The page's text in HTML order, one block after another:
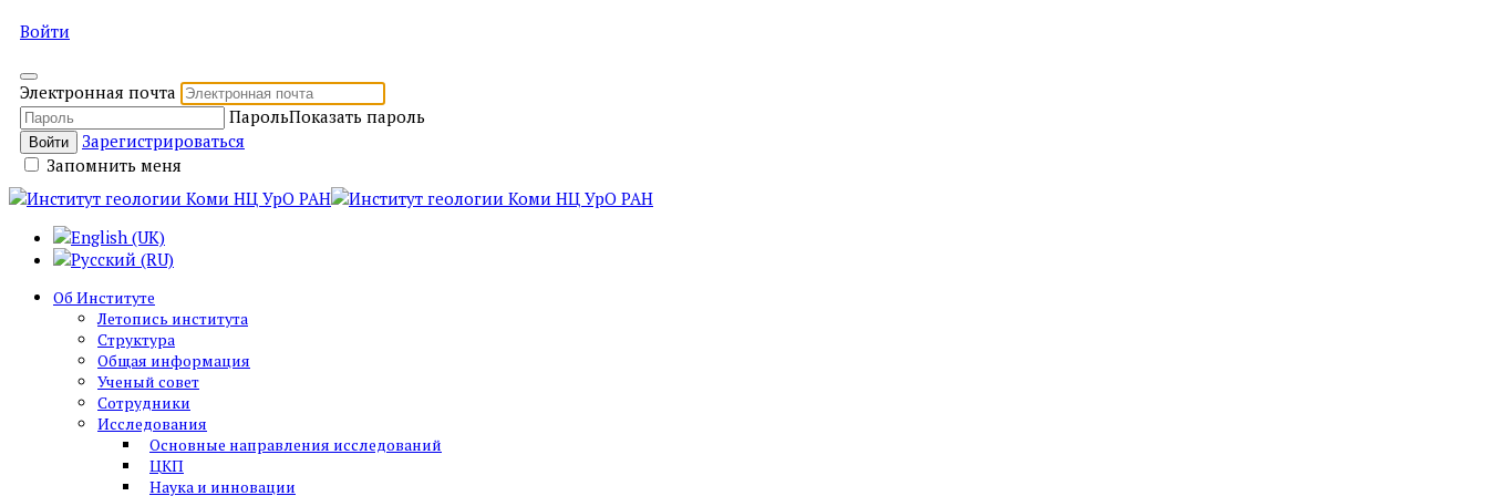
Войти
Электронная почта
ПарольПоказать пароль
Войти
Зарегистрироваться
Запомнить меня
Об Институте
Летопись института
Структура
Общая информация
Ученый совет
Сотрудники
Исследования
Основные направления исследований
ЦКП
Наука и инновации